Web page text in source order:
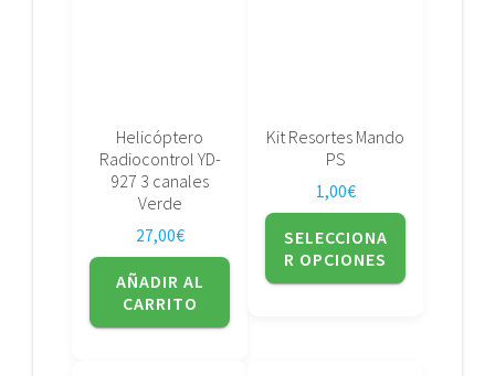
Helicóptero
Radiocontrol YD-
927 3 canales
Verde
27,00€
AÑADIR AL
CARRITO
Kit Resortes Mando
PS
1,00€
SELECCIONA
R OPCIONES
en
página
de
producto